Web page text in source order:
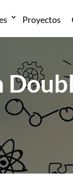
Proyectos